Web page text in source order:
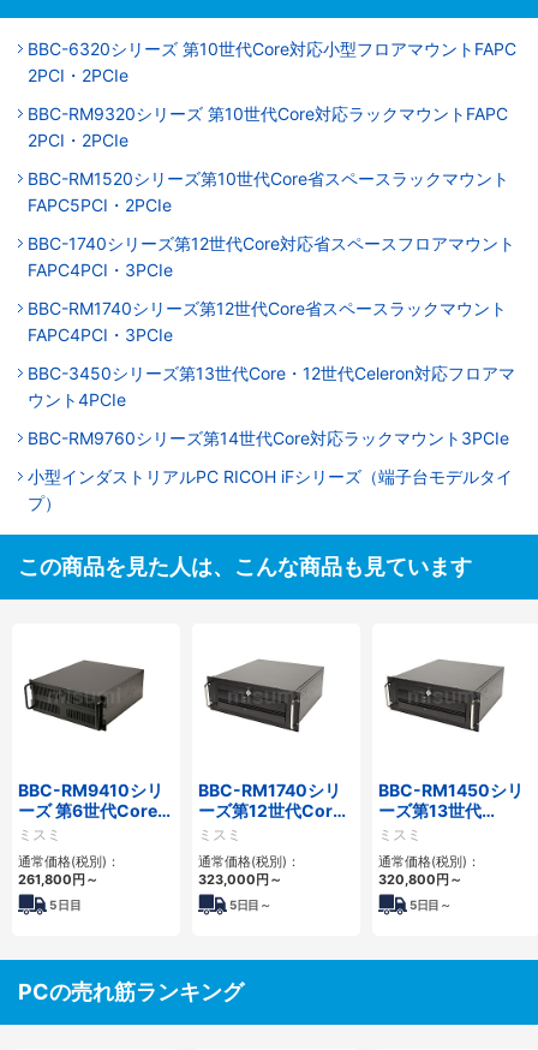
BBC-6320シリーズ 第10世代Core対応小型フロアマウントFAPC
2PCI・2PCIe
BBC-RM9320シリーズ 第10世代Core対応ラックマウントFAPC
2PCI・2PCIe
BBC-RM1520シリーズ第10世代Core省スペースラックマウント
FAPC5PCI・2PCIe
BBC-1740シリーズ第12世代Core対応省スペースフロアマウント
FAPC4PCI・3PCIe
BBC-RM1740シリーズ第12世代Core省スペースラックマウント
FAPC4PCI・3PCIe
BBC-3450シリーズ第13世代Core・12世代Celeron対応フロアマ
ウント4PCIe
BBC-RM9760シリーズ第14世代Core対応ラックマウント3PCIe
小型インダストリアルPC RICOH iFシリーズ（端子台モデルタイ
プ）
この商品を見た人は、こんな商品も見ています
BBC-RM9410シリ
ーズ 第6世代Core対
応ラックマウント
FAPC 3PCI・3PCIe
ミスミ
通常価格(税別)：
261,800円～
5日目
BBC-RM1740シリ
ーズ第12世代Core
省スペースラックマ
ウントFAPC4PCI・
3PCIe
ミスミ
通常価格(税別)：
323,000円～
5日目～
BBC-RM1450シリ
ーズ第13世代
Core・12世代
Celeron対応ラック
マウント4PCIe
ミスミ
通常価格(税別)：
320,800円～
5日目～
PCの売れ筋ランキング